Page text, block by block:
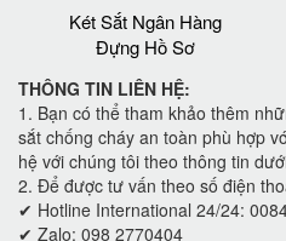
Két Sắt Ngân Hàng
Đựng Hồ Sơ
THÔNG TIN LIÊN HỆ:
1. Bạn có thể tham khảo thêm
sắt chống cháy an toàn phù hợp
hệ với chúng tôi theo thông tin
2. Để được tư vấn theo số điện
✔ Hotline International 24/24:
✔ Zalo: 098 2770404